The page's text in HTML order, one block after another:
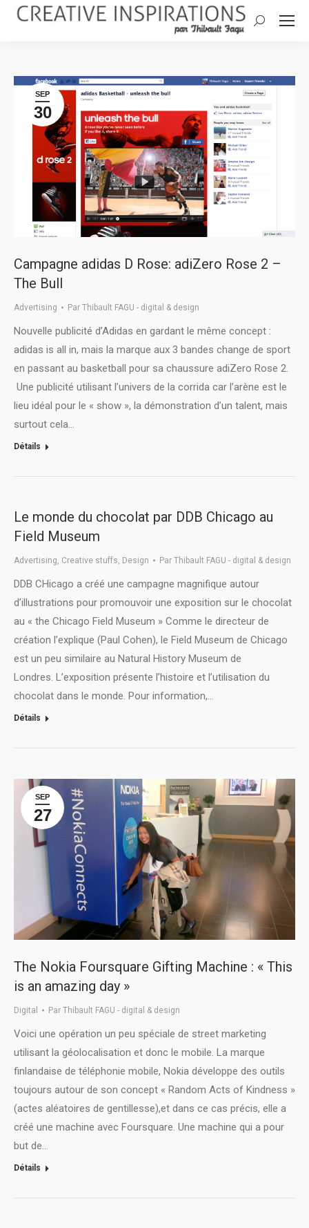
Search:
SEP
30
Campagne adidas D Rose: adiZero Rose 2 –
The Bull
Advertising Par Thibault FAGU - digital & design
Nouvelle publicité d’Adidas en gardant le même concept :
adidas is all in, mais la marque aux 3 bandes change de sport
en passant au basketball pour sa chaussure adiZero Rose 2.
Une publicité utilisant l’univers de la corrida car l’arène est le
lieu idéal pour le « show », la démonstration d’un talent, mais
surtout cela…
Détails
Le monde du chocolat par DDB Chicago au
Field Museum
Advertising, Creative stuffs, Design Par Thibault FAGU - digital & design
DDB CHicago a créé une campagne magnifique autour
d’illustrations pour promouvoir une exposition sur le chocolat
au « the Chicago Field Museum » Comme le directeur de
création l’explique (Paul Cohen), le Field Museum de Chicago
est un peu similaire au Natural History Museum de
Londres. L’exposition présente l’histoire et l’utilisation du
chocolat dans le monde. Pour information,…
Détails
SEP
27
The Nokia Foursquare Gifting Machine : « This
is an amazing day »
Digital Par Thibault FAGU - digital & design
Voici une opération un peu spéciale de street marketing
utilisant la géolocalisation et donc le mobile. La marque
finlandaise de téléphonie mobile, Nokia développe des outils
toujours autour de son concept « Random Acts of Kindness »
(actes aléatoires de gentillesse),et dans ce cas précis, elle a
créé une machine avec Foursquare. Une machine qui a pour
but de…
Détails